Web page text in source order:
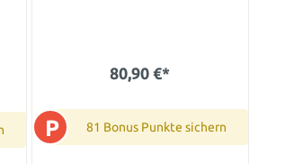
80,90 €*
P 81 Bonus Punkte sichern